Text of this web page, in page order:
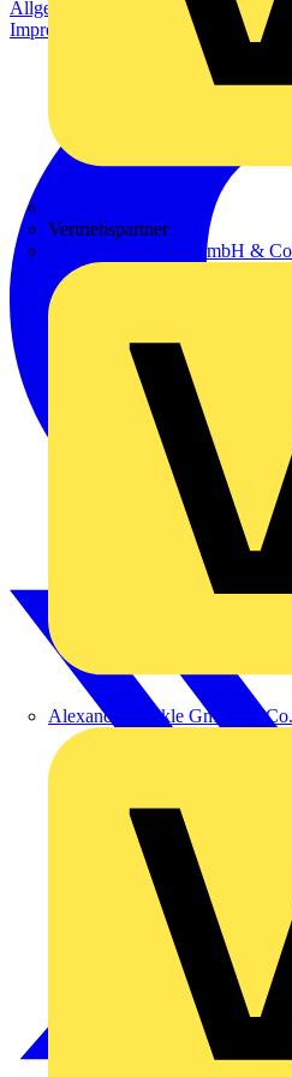
Vertriebspartner
Adalbert Zajadacz GmbH &
Alexander Bürkle GmbH & Co.
Allgemeine Geschäftsbedingungen
Impressum